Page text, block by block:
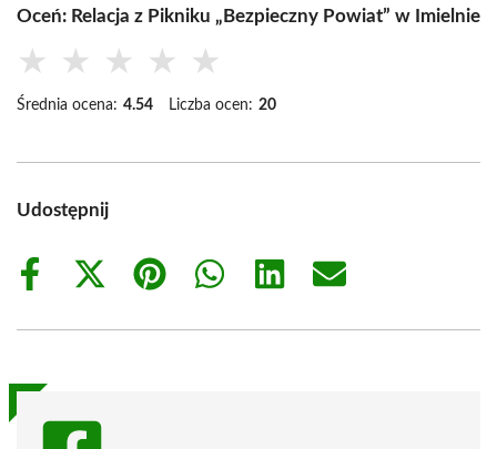
Oceń: Relacja z Pikniku „Bezpieczny Powiat” w Imielnie
★ ★ ★ ★ ★
Średnia ocena: 4.54 Liczba ocen: 20
Udostępnij
Share
Share
(Twitter)
Share
Share
Share
Share